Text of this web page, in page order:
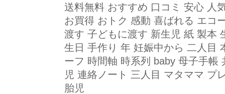
送料無料 おすすめ 口コミ 安心 人
お買得 おトク 感動 喜ばれる エコ
渡す 子どもに渡す 新生児 紙 製本
生日 手作り 年 妊娠中から 二人目
ーフ 時間軸 時系列 baby 母子手帳
児 連絡ノート 三人目 マタママ プ
胎児